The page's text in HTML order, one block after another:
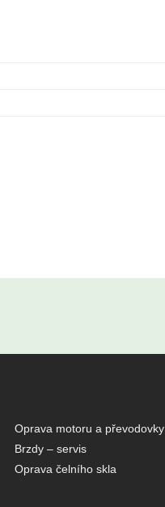
Oprava motoru a převodovky
Brzdy – servis
Oprava čelního skla